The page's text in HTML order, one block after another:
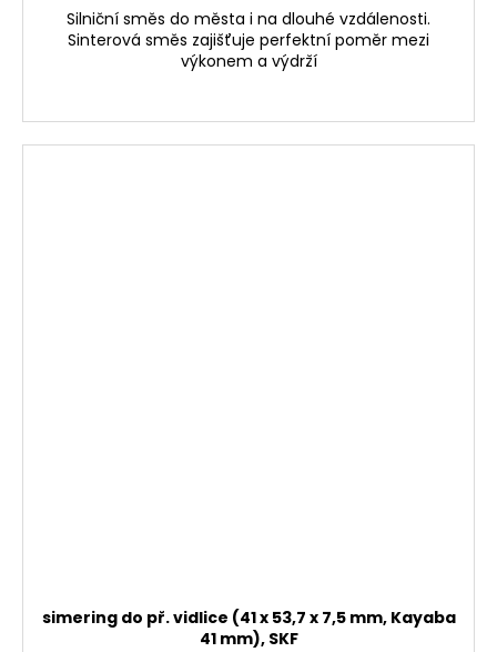
Silniční směs do města i na dlouhé vzdálenosti.
Sinterová směs zajišťuje perfektní poměr mezi
výkonem a výdrží
simering do př. vidlice (41 x 53,7 x 7,5 mm, Kayaba
41 mm), SKF